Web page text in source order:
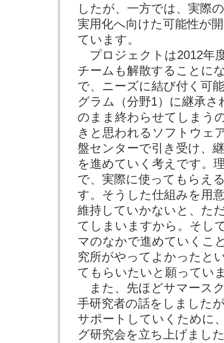
したが、一方では、実際
実用化へ向けた可能性が
ています。
プロジェクトは2012年
チームも解散することに
で、ニーズに結び付く可
グラム（分野1）に継承
のまま終わらせてしまう
きと思われるソフトウェ
盤センターで引き受け、
を進めていく考えです。
で、実際に使ってもらえ
す。そうした仕組みを用
維持していかないと、た
てしまいますから。そし
マのなかで進めていくこ
究所がやってよかったと
てもらいたいと願ってい
また、先ほどサマース
手研究者の話をしました
サポートしていくために
グ研究会を立ち上げまし